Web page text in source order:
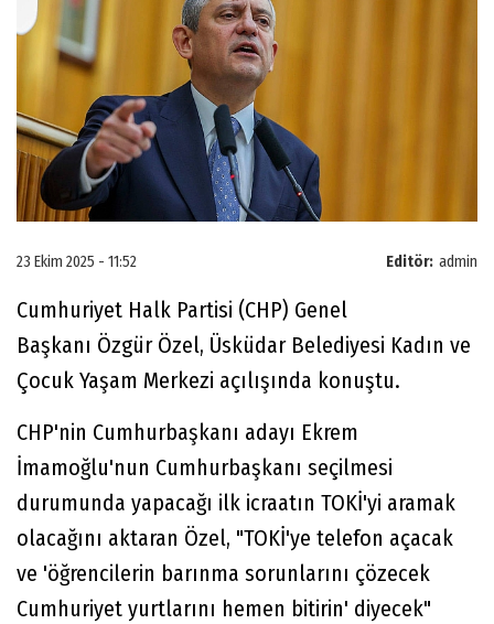
Editör: admin
23 Ekim 2025 - 11:52
Cumhuriyet Halk Partisi (CHP) Genel
Başkanı Özgür Özel, Üsküdar Belediyesi Kadın ve
Çocuk Yaşam Merkezi açılışında konuştu.
CHP'nin Cumhurbaşkanı adayı Ekrem
İmamoğlu'nun Cumhurbaşkanı seçilmesi
durumunda yapacağı ilk icraatın TOKİ'yi aramak
olacağını aktaran Özel, "TOKİ'ye telefon açacak
ve 'öğrencilerin barınma sorunlarını çözecek
Cumhuriyet yurtlarını hemen bitirin' diyecek"